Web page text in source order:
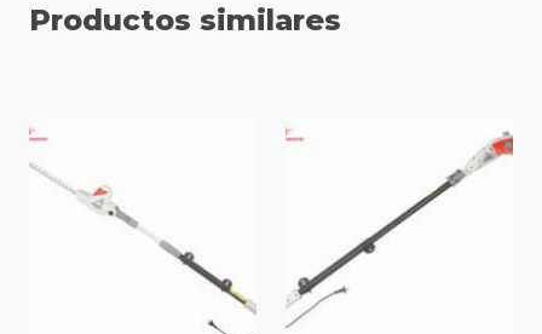
Productos similares